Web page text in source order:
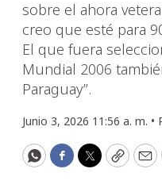
sobre el ahora
creo que esté para
El que fuera
Mundial 2006
Paraguay”.
Junio 3, 2026 11:56 a. m. •
WhatsApp
Facebook
Twitter
Copy